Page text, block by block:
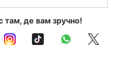
там, де вам зручно!